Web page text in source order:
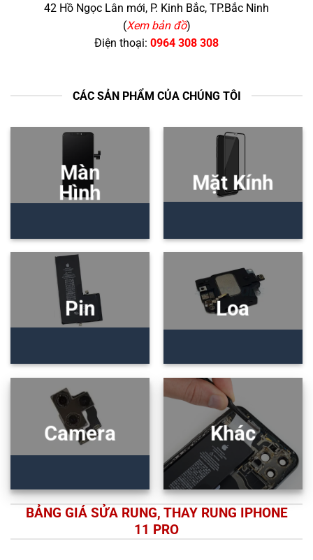
42 Hồ Ngọc Lân mới, P. Kinh Bắc, TP.Bắc Ninh
(Xem bản đồ)
Điện thoại: 0964 308 308
CÁC SẢN PHẨM CỦA CHÚNG TÔI
Màn
Hình
Mặt Kính
Pin Loa
Camera Khác
BẢNG GIÁ SỬA RUNG, THAY RUNG IPHONE
11 PRO